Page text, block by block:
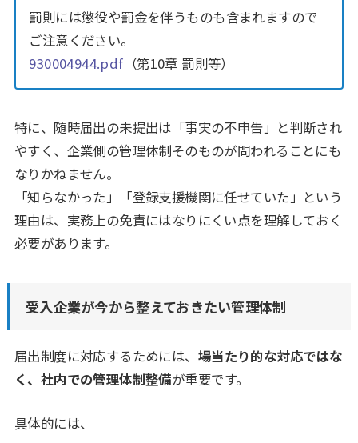
罰則には懲役や罰金を伴うものも含まれますので
ご注意ください。
930004944.pdf （第10章 罰則等）
特に、随時届出の未提出は「事実の不申告」と判断され
やすく、企業側の管理体制そのものが問われることにも
なりかねません。
「知らなかった」「登録支援機関に任せていた」という
理由は、実務上の免責にはなりにくい点を理解しておく
必要があります。
受入企業が今から整えておきたい管理体制
届出制度に対応するためには、 場当たり的な対応ではな
く、社内での管理体制整備が重要です。
具体的には、